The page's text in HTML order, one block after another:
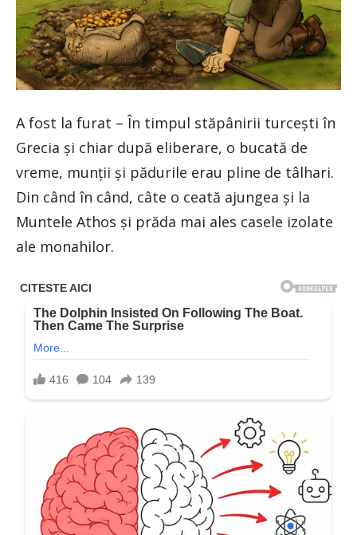
A fost la furat – În timpul stăpânirii turceşti în
Grecia şi chiar după eliberare, o bucată de
vreme, munţii şi pădurile erau pline de tâlhari.
Din când în când, câte o ceată ajungea şi la
Muntele Athos şi prăda mai ales casele izolate
ale monahilor.